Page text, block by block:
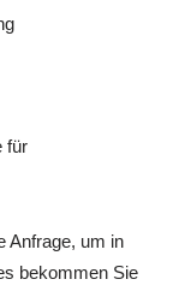
für
Anfrage, um in
bekommen Sie